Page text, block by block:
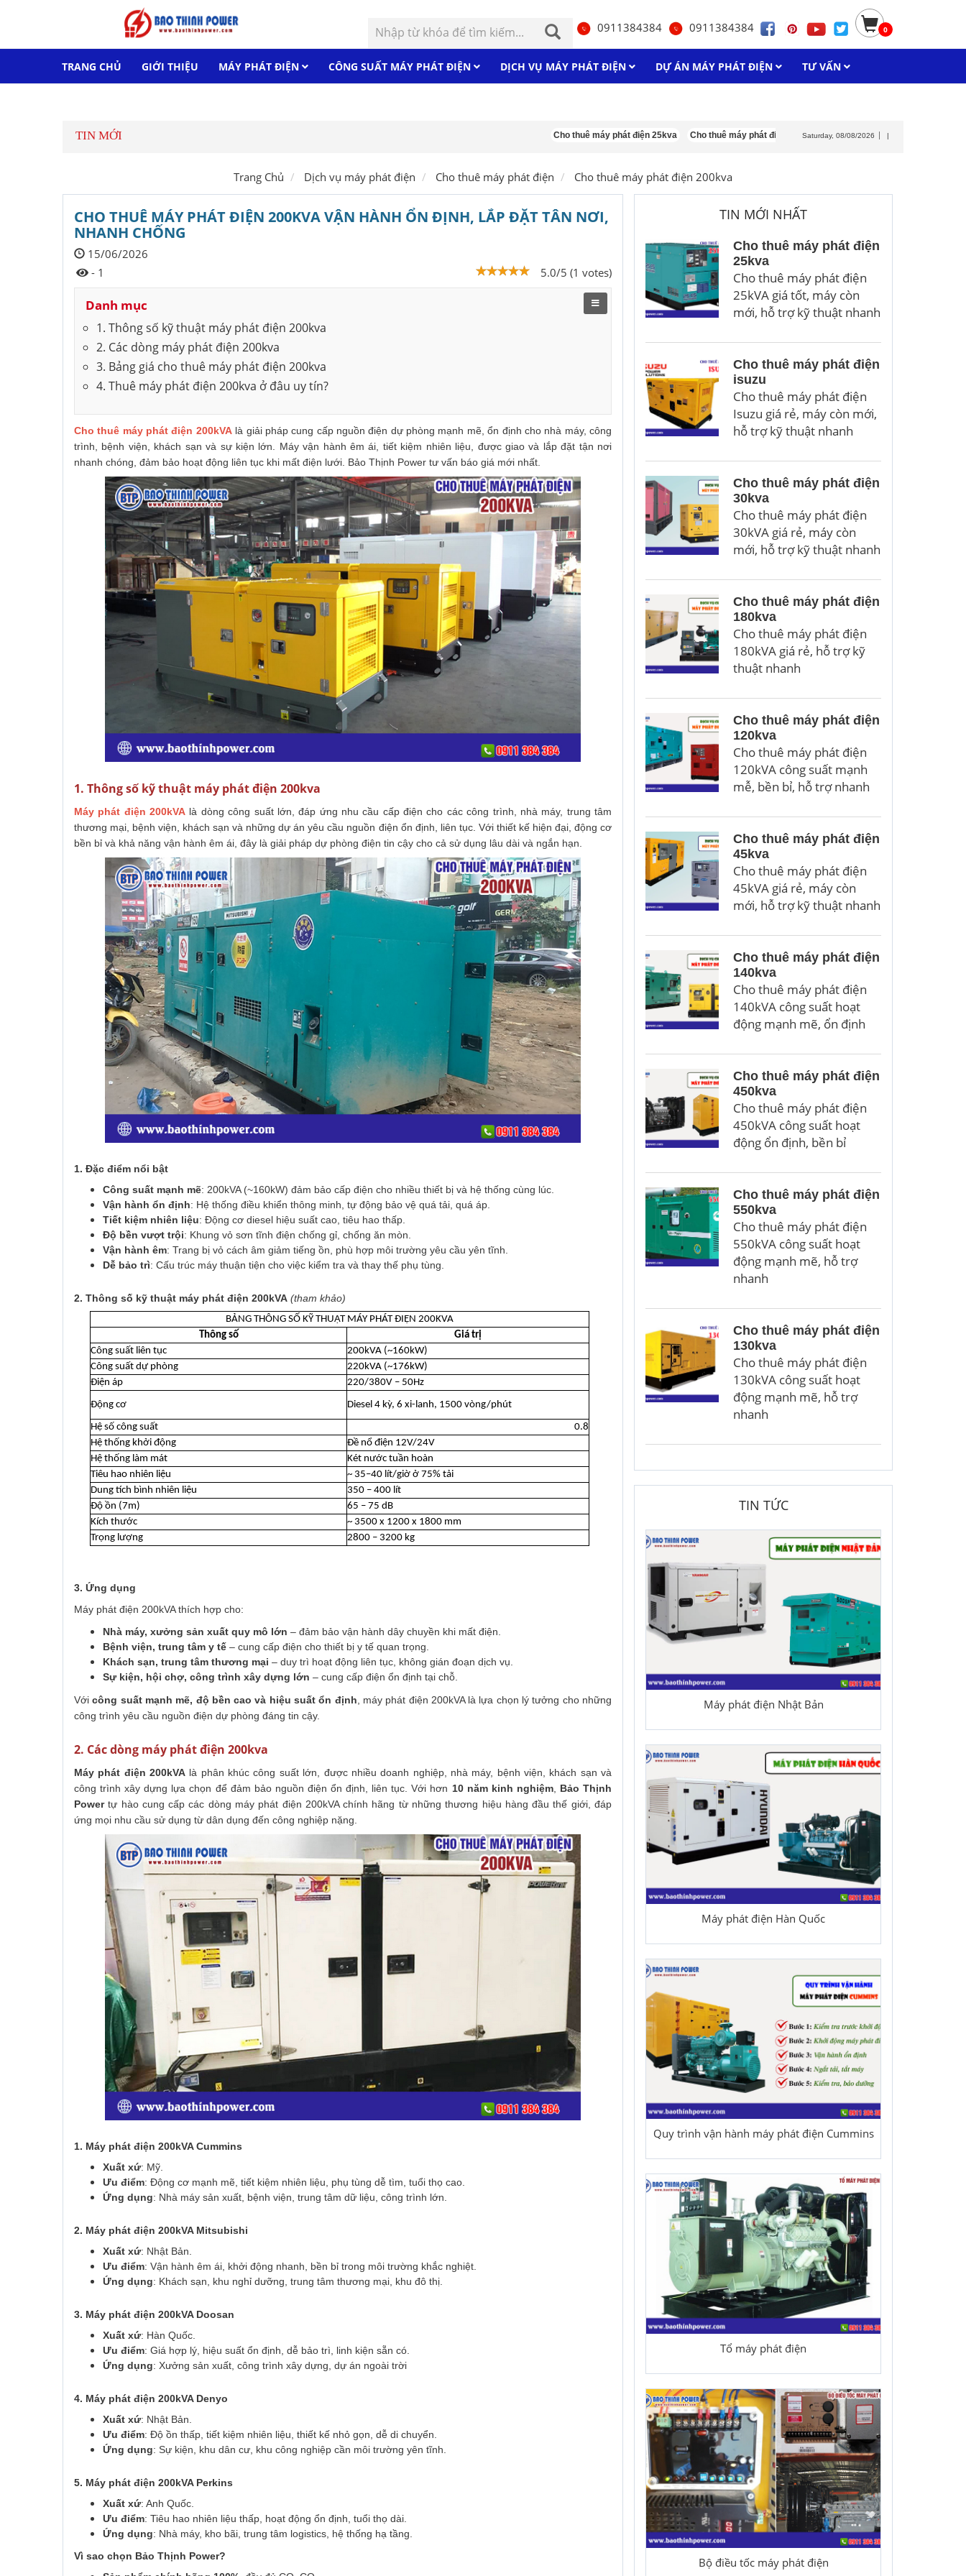
0911384384 0911384384 0
TRANG CHỦ GIỚI THIỆU MÁY PHÁT ĐIỆN CÔNG SUẤT MÁY PHÁT ĐIỆN DỊCH VỤ MÁY PHÁT ĐIỆN DỰ ÁN MÁY PHÁT ĐIỆN TƯ VẤN
TIN MỚI Cho thuê máy phát điện 25kva Cho thuê máy phát điện isuzu Cho thuê máy phát điện 30kva
Saturday, 08/08/2026 |
Trang Chủ Dịch vụ máy phát điện Cho thuê máy phát điện Cho thuê máy phát điện 200kva
CHO THUÊ MÁY PHÁT ĐIỆN 200KVA VẬN HÀNH ỔN ĐỊNH, LẮP ĐẶT TÂN NƠI,
NHANH CHỐNG
15/06/2026
5.0/5 (1 votes)
- 1
Danh mục
1. Thông số kỹ thuật máy phát điện 200kva
2. Các dòng máy phát điện 200kva
3. Bảng giá cho thuê máy phát điện 200kva
4. Thuê máy phát điện 200kva ở đâu uy tín?
Cho thuê máy phát điện 200kVAlà giải pháp cung cấp nguồn điện dự phòng mạnh mẽ, ổn định cho nhà máy, công
trình, bệnh viện, khách sạn và sự kiện lớn. Máy vận hành êm ái, tiết kiệm nhiên liệu, được giao và lắp đặt tận nơi
nhanh chóng, đảm bảo hoạt động liên tục khi mất điện lưới. Bảo Thịnh Power tư vấn báo giá mới nhất.
1. Thông số kỹ thuật máy phát điện 200kva
Máy phát điện 200kVA là dòng công suất lớn, đáp ứng nhu cầu cấp điện cho các công trình, nhà máy, trung tâm
thương mại, bệnh viện, khách sạn và những dự án yêu cầu nguồn điện ổn định, liên tục. Với thiết kế hiện đại, động cơ
bền bỉ và khả năng vận hành êm ái, đây là giải pháp dự phòng điện tin cậy cho cả sử dụng lâu dài và ngắn hạn.
1. Đặc điểm nổi bật
Công suất mạnh mẽ: 200kVA (~160kW) đảm bảo cấp điện cho nhiều thiết bị và hệ thống cùng lúc.
Vận hành ổn định: Hệ thống điều khiển thông minh, tự động bảo vệ quá tải, quá áp.
Tiết kiệm nhiên liệu: Động cơ diesel hiệu suất cao, tiêu hao thấp.
Độ bền vượt trội: Khung vỏ sơn tĩnh điện chống gỉ, chống ăn mòn.
Vận hành êm: Trang bị vỏ cách âm giảm tiếng ồn, phù hợp môi trường yêu cầu yên tĩnh.
Dễ bảo trì: Cấu trúc máy thuận tiện cho việc kiểm tra và thay thế phụ tùng.
2. Thông số kỹ thuật máy phát điện 200kVA (tham khảo)
BẢNG THÔNG SỐ KỸ THUẬT MÁY PHÁT ĐIỆN 200KVA
Thông số
Giá trị
Công suất liên tục
200kVA (~160kW)
Công suất dự phòng
220kVA (~176kW)
Điện áp
220/380V – 50Hz
Động cơ Diesel 4 kỳ, 6 xi-lanh, 1500 vòng/phút
Hệ số công suất
0.8
Hệ thống khởi động
Đề nổ điện 12V/24V
Hệ thống làm mát
Két nước tuần hoàn
Tiêu hao nhiên liệu
~ 35–40 lít/giờ ở 75% tải
Dung tích bình nhiên liệu
350 – 400 lít
Độ ồn (7m)
65 – 75 dB
Kích thước
~ 3500 x 1200 x 1800 mm
Trọng lượng
2800 – 3200 kg
3. Ứng dụng
Máy phát điện 200kVA thích hợp cho:
Nhà máy, xưởng sản xuất quy mô lớn – đảm bảo vận hành dây chuyền khi mất điện.
Bệnh viện, trung tâm y tế – cung cấp điện cho thiết bị y tế quan trọng.
Khách sạn, trung tâm thương mại – duy trì hoạt động liên tục, không gián đoạn dịch vụ.
Sự kiện, hội chợ, công trình xây dựng lớn – cung cấp điện ổn định tại chỗ.
Vớicông suất mạnh mẽ, độ bền cao và hiệu suất ổn định, máy phát điện 200kVA là lựa chọn lý tưởng cho những
công trình yêu cầu nguồn điện dự phòng đáng tin cậy.
2. Các dòng máy phát điện 200kva
Máy phát điện 200kVA là phân khúc công suất lớn, được nhiều doanh nghiệp, nhà máy, bệnh viện, khách sạn và
công trình xây dựng lựa chọn để đảm bảo nguồn điện ổn định, liên tục. Với hơn 10 năm kinh nghiệm, Bảo Thịnh
Powertự hào cung cấp các dòng máy phát điện 200kVA chính hãng từ những thương hiệu hàng đầu thế giới, đáp
ứng mọi nhu cầu sử dụng từ dân dụng đến công nghiệp nặng.
1. Máy phát điện 200kVA Cummins
Xuất xứ: Mỹ.
Ưu điểm: Động cơ mạnh mẽ, tiết kiệm nhiên liệu, phụ tùng dễ tìm, tuổi thọ cao.
Ứng dụng: Nhà máy sản xuất, bệnh viện, trung tâm dữ liệu, công trình lớn.
2. Máy phát điện 200kVA Mitsubishi
Xuất xứ: Nhật Bản.
Ưu điểm: Vận hành êm ái, khởi động nhanh, bền bỉ trong môi trường khắc nghiệt.
Ứng dụng: Khách sạn, khu nghỉ dưỡng, trung tâm thương mại, khu đô thị.
3. Máy phát điện 200kVA Doosan
Xuất xứ: Hàn Quốc.
Ưu điểm: Giá hợp lý, hiệu suất ổn định, dễ bảo trì, linh kiện sẵn có.
Ứng dụng: Xưởng sản xuất, công trình xây dựng, dự án ngoài trời
4. Máy phát điện 200kVA Denyo
Xuất xứ: Nhật Bản.
Ưu điểm: Độ ồn thấp, tiết kiệm nhiên liệu, thiết kế nhỏ gọn, dễ di chuyển.
Ứng dụng: Sự kiện, khu dân cư, khu công nghiệp cần môi trường yên tĩnh.
5. Máy phát điện 200kVA Perkins
Xuất xứ: Anh Quốc.
Ưu điểm: Tiêu hao nhiên liệu thấp, hoạt động ổn định, tuổi thọ dài.
Ứng dụng: Nhà máy, kho bãi, trung tâm logistics, hệ thống hạ tầng.
Vì sao chọn Bảo Thịnh Power?
TIN MỚI NHẤT
Cho thuê máy phát điện
25kva
Cho thuê máy phát điện
25kVA giá tốt, máy còn
mới, hỗ trợ kỹ thuật nhanh
Cho thuê máy phát điện
isuzu
Cho thuê máy phát điện
Isuzu giá rẻ, máy còn mới,
hỗ trợ kỹ thuật nhanh
Cho thuê máy phát điện
30kva
Cho thuê máy phát điện
30kVA giá rẻ, máy còn
mới, hỗ trợ kỹ thuật nhanh
Cho thuê máy phát điện
180kva
Cho thuê máy phát điện
180kVA giá rẻ, hỗ trợ kỹ
thuật nhanh
Cho thuê máy phát điện
120kva
Cho thuê máy phát điện
120kVA công suất mạnh
mễ, bền bỉ, hỗ trợ nhanh
Cho thuê máy phát điện
45kva
Cho thuê máy phát điện
45kVA giá rẻ, máy còn
mới, hỗ trợ kỹ thuật nhanh
Cho thuê máy phát điện
140kva
Cho thuê máy phát điện
140kVA công suất hoạt
động mạnh mẽ, ổn định
Cho thuê máy phát điện
450kva
Cho thuê máy phát điện
450kVA công suất hoạt
động ổn định, bền bỉ
Cho thuê máy phát điện
550kva
Cho thuê máy phát điện
550kVA công suất hoạt
động mạnh mẽ, hỗ trợ
nhanh
Cho thuê máy phát điện
130kva
Cho thuê máy phát điện
130kVA công suất hoạt
động mạnh mẽ, hỗ trợ
nhanh
TIN TỨC
Máy phát điện Nhật Bản
Máy phát điện Hàn Quốc
Quy trình vận hành máy phát điện Cummins
Tổ máy phát điện
Bộ điều tốc máy phát điện